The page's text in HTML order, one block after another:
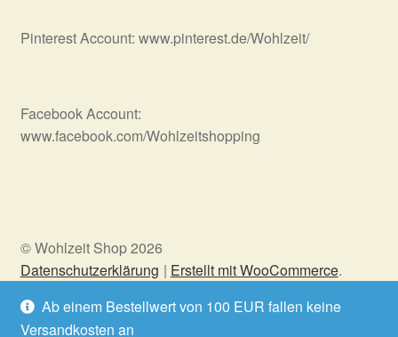
Ab einem Bestellwert von 100 EUR fallen keine
Versandkosten an
Pinterest Account: www.pinterest.de/Wohlzeit/
Facebook Account:
www.facebook.com/Wohlzeitshopping
© Wohlzeit Shop 2026
Datenschutzerklärung
Erstellt mit WooCommerce.